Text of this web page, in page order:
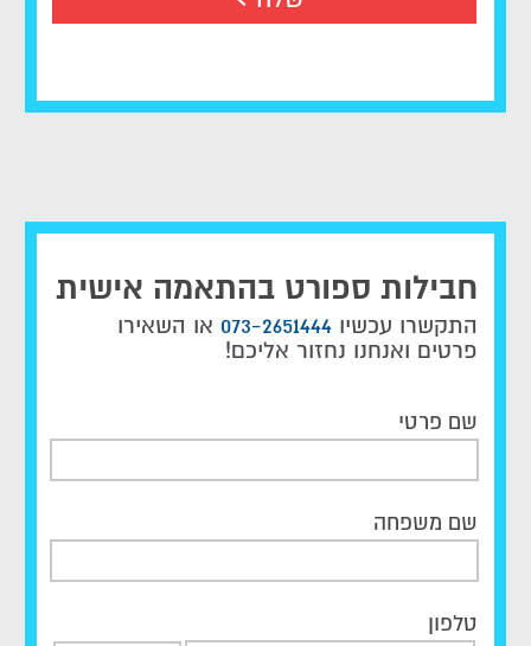
חבילות ספורט בהתאמה אישית
התקשרו עכשיו 073-2651444 או השאירו
פרטים ואנחנו נחזור אליכם!
שם פרטי
שם משפחה
טלפון